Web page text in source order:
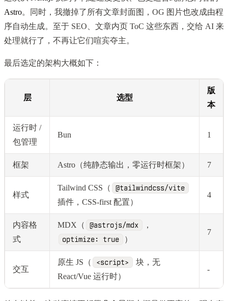
Astro。同时，我撤掉了所有文章封面图，OG 图片也改成由程
序自动生成。至于 SEO、文章内页 ToC 这些东西，交给 AI 来
处理就行了，不再让它们喧宾夺主。
最后选定的架构大概如下：
层 选型
版
本
运行时 /
包管理
Bun 1
框架 Astro（纯静态输出，零运行时框架） 7
样式
Tailwind CSS（ @tailwindcss/vite
插件，CSS-first 配置）
4
内容格
式
MDX（ @astrojs/mdx ，
optimize: true ）
7
交互
原生 JS（ <script>
块，无
React/Vue 运行时）
-